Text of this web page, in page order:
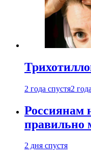
2 года спустя2
Россиянам
правильно
2 дня спустя